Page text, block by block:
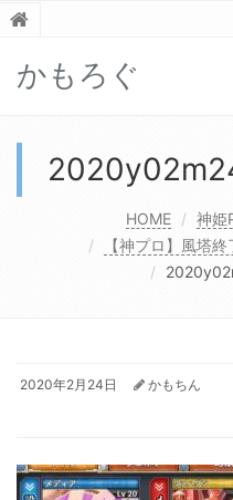
かもろぐ
HOME 神姫
【神プロ】風塔
2020年2月24日 かもちん